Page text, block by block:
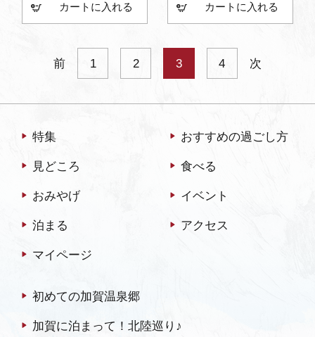
カート カート
前 1 2 3 4 次
特集 おすすめの過ごし方
見どころ 食べる
おみやげ イベント
泊まる アクセス
マイページ
初めての加賀温泉郷
加賀に泊まって！北陸巡り♪